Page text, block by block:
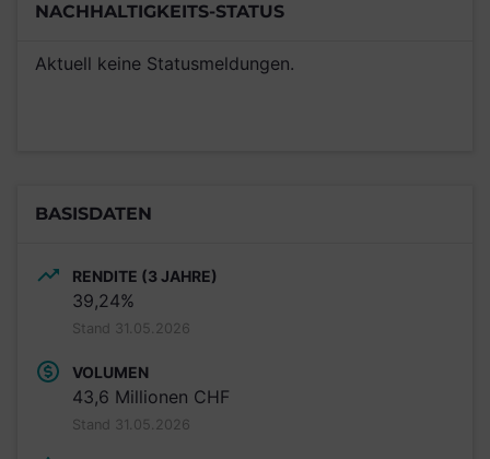
NACHHALTIGKEITS-STATUS
Aktuell keine Statusmeldungen.
BASISDATEN
RENDITE (3 JAHRE)
39,24%
Stand 31.05.2026
VOLUMEN
43,6 Millionen CHF
Stand 31.05.2026